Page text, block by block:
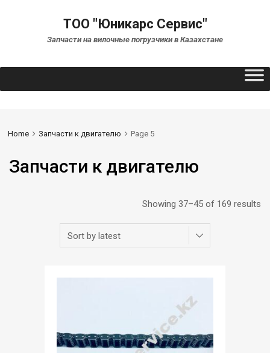
ТОО "Юникарс Сервис"
Запчасти на вилочные погрузчики в Казахстане
Home Запчасти к двигателю Page 5
Запчасти к двигателю
Showing 37–45 of 169 results